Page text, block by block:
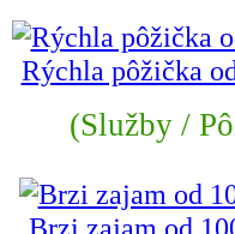
Rýchla pôžička
(Služby /
Brzi zajam od